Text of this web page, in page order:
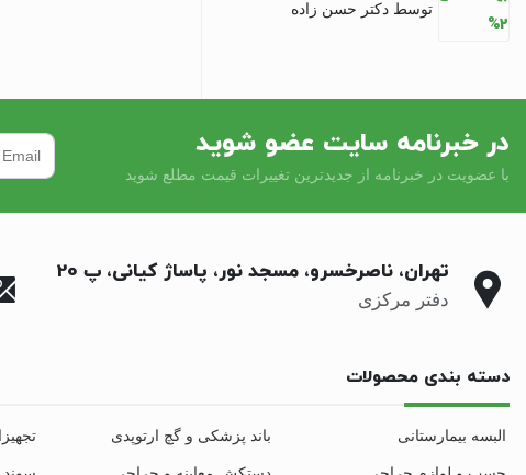
نمره5از 5
توسط دکتر حسن زاده
در خبرنامه سایت عضو شوید
با عضویت در خبرنامه از جدیدترین تغییرات قیمت مطلع شوید
تهران، ناصرخسرو، مسجد نور، پاساژ کیانی، پ 20
دفتر مرکزی
دسته بندی محصولات
البسه بیمارستانی باند پزشکی و گچ ارتوپدی